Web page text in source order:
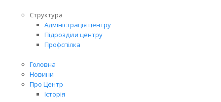
Структура
Адміністрація центру
Підрозділи центру
Профспілка
Головна
Новини
Про Центр
Історія